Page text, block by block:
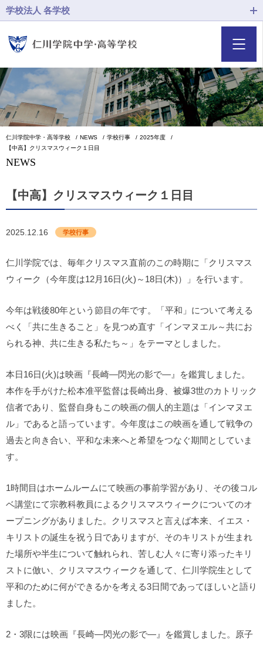
学校法人 各学校
仁川学院中学・高等学校 NEWS 学校行事
2025年度
【中高】クリスマスウィーク１日目
NEWS
【中高】クリスマスウィーク１日目
2025.12.16 学校行事
仁川学院では、毎年クリスマス直前のこの時期に「クリスマス
ウィーク（今年度は12月16日(火)～18日(木)）」を行います。
今年は戦後80年という節目の年です。「平和」について考える
べく「共に生きること」を見つめ直す「インマヌエル～共にお
られる神、共に生きる私たち～」をテーマとしました。
本日16日(火)は映画『長崎―閃光の影で―』を鑑賞しました。
本作を手がけた松本准平監督は長崎出身、被爆3世のカトリック
信者であり、監督自身もこの映画の個人的主題は「インマヌエ
ル」であると語っています。今年度はこの映画を通して戦争の
過去と向き合い、平和な未来へと希望をつなぐ期間としていま
す。
1時間目はホームルームにて映画の事前学習があり、その後コル
ベ講堂にて宗教科教員によるクリスマスウィークについてのオ
ープニングがありました。クリスマスと言えば本来、イエス・
キリストの誕生を祝う日でありますが、そのキリストが生まれ
た場所や半生について触れられ、苦しむ人々に寄り添ったキリ
ストに倣い、クリスマスウィークを通して、仁川学院生として
平和のために何ができるかを考える3日間であってほしいと語り
ました。
2・3限には映画『長崎―閃光の影で―』を鑑賞しました。原子